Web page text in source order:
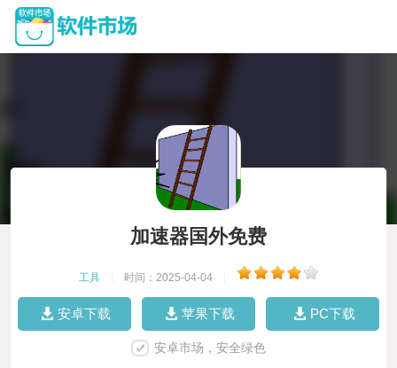
加速器国外免费
工具 时间：2025-04-04
安卓下载 苹果下载 PC下载
安卓市场，安全绿色